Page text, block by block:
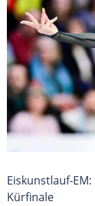
Eiskunstlauf-
Kürfinale